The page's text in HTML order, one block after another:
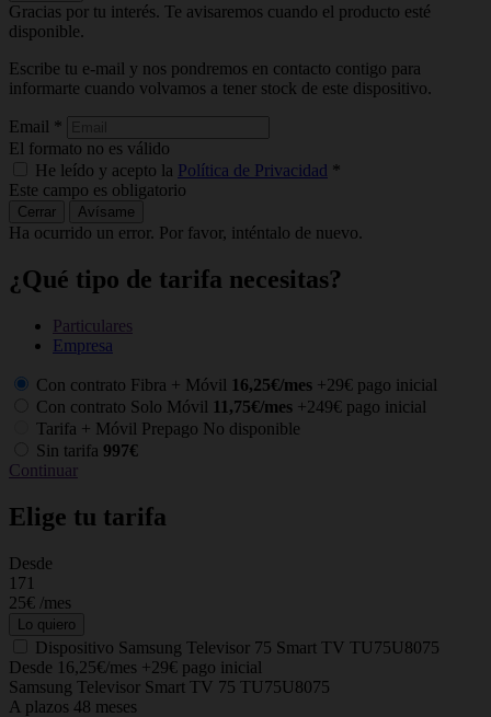
Gracias por tu interés. Te avisaremos cuando el producto esté
disponible.
Escribe tu e-mail y nos pondremos en contacto contigo para
informarte cuando volvamos a tener stock de este dispositivo.
Email *
El formato no es válido
He leído y acepto la Política de Privacidad *
Este campo es obligatorio
Cerrar Avísame
Ha ocurrido un error. Por favor, inténtalo de nuevo.
¿Qué tipo de tarifa necesitas?
Particulares
Empresa
Con contrato Fibra + Móvil 16,25€/mes +29€ pago inicial
Con contrato Solo Móvil 11,75€/mes +249€ pago inicial
Tarifa + Móvil Prepago No disponible
Sin tarifa 997€
Continuar
Elige tu tarifa
Desde
171
25€ /mes
Lo quiero
Dispositivo Samsung Televisor 75 Smart TV TU75U8075
Desde 16,25€/mes +29€ pago inicial
Samsung Televisor Smart TV 75 TU75U8075
A plazos 48 meses